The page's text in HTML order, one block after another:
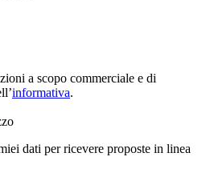
a scopo commerciale e di
informativa.
dati per ricevere proposte in linea